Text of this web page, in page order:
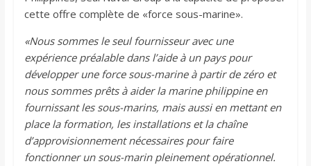
cette offre complète de «force sous-marine».
«Nous sommes le seul fournisseur avec une
expérience préalable dans l’aide à un pays pour
développer une force sous-marine à partir de zéro et
nous sommes prêts à aider la marine philippine en
fournissant les sous-marins, mais aussi en mettant en
place la formation, les installations et la chaîne
d’approvisionnement nécessaires pour faire
fonctionner un sous-marin pleinement opérationnel.